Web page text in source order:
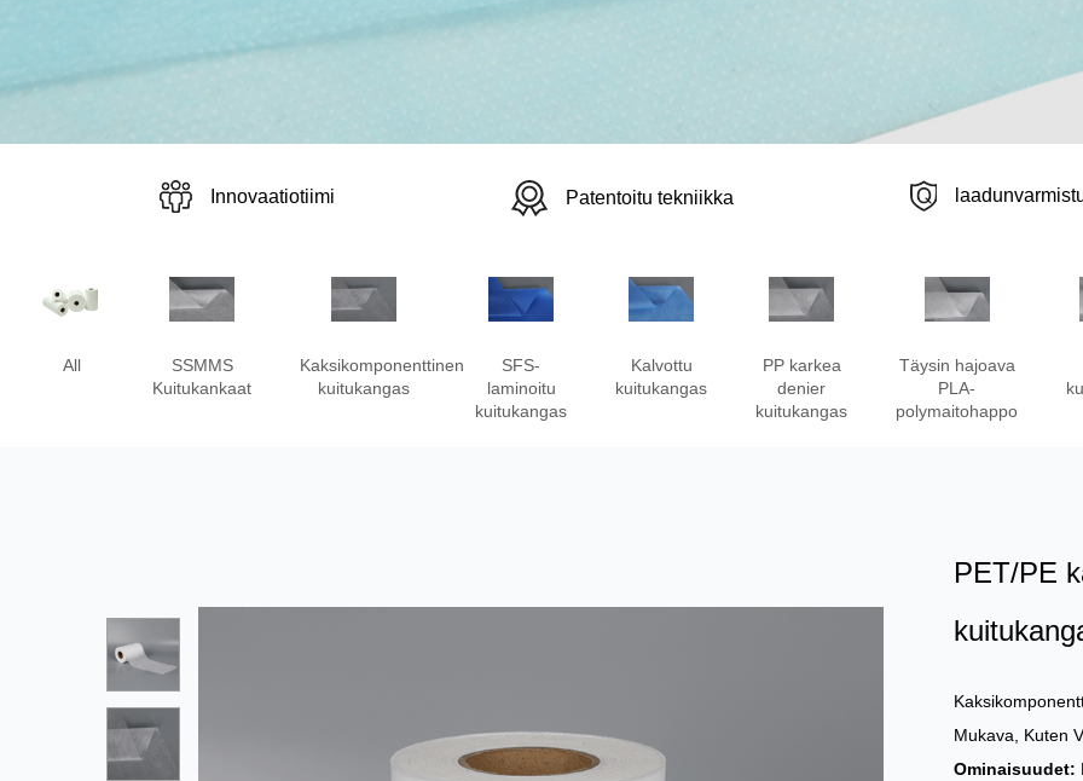
Innovaatiotiimi Patentoitu tekniikka
All
SSMMS
Kuitukankaat
Kaksikomponenttinen
kuitukangas
SFS-
laminoitu
kuitukangas
Kalvottu
kuitukangas
PP karkea
denier
kuitukangas
Täysin hajoava
PLA-
polymaitohappo
PET/PE
Mukava, Kuten
Ominaisuudet: